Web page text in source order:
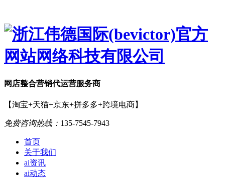
网店整合营销代运营服务商
【淘宝+天猫+京东+拼多多+跨境电商】
免费咨询热线： 135-7545-7943
首页
关于我们
ai资讯
ai动态